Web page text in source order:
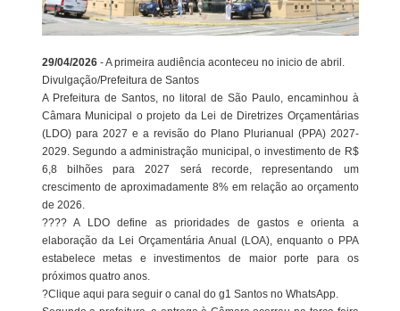
29/04/2026 - A primeira audiência aconteceu no inicio de abril.
Divulgação/Prefeitura de Santos
A Prefeitura de Santos, no litoral de São Paulo, encaminhou à
Câmara Municipal o projeto da Lei de Diretrizes Orçamentárias
(LDO) para 2027 e a revisão do Plano Plurianual (PPA) 2027-
2029. Segundo a administração municipal, o investimento de R$
6,8 bilhões para 2027 será recorde, representando um
crescimento de aproximadamente 8% em relação ao orçamento
de 2026.
???? A LDO define as prioridades de gastos e orienta a
elaboração da Lei Orçamentária Anual (LOA), enquanto o PPA
estabelece metas e investimentos de maior porte para os
próximos quatro anos.
?Clique aqui para seguir o canal do g1 Santos no WhatsApp.